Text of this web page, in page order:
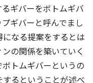
ギバーをボトムギバ
ギバーと呼んでまし
なる提案をするとは
の関係を築いていく
トムギバーというの
るということが述べ